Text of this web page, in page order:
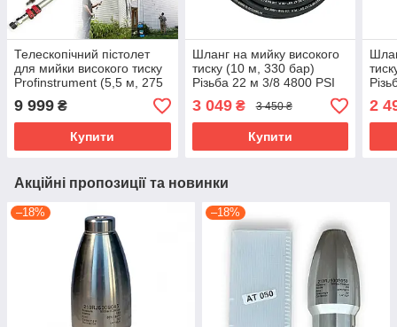
Телескопічний пістолет
для мийки високого тиску
Profinstrument (5,5 м, 275
9 999 ₴
Купити
Шланг на мийку високого
тиску (10 м, 330 бар)
Різьба 22 м 3/8 4800 PSI
3 049₴ 3 450 ₴
Купити
2
Акційні пропозиції та новинки
–18% –18%